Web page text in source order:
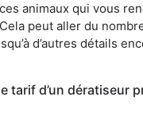
animaux qui vous
peut aller du
d’autres détails
tarif d’un dératiseur